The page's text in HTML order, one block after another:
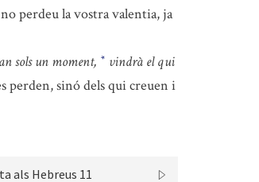
perdeu la vostra valentia, ja
sols un moment, * vindrà el qui
perden, sinó dels qui creuen i
als Hebreus 11